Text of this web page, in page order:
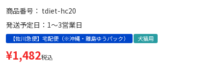
商品番号
tdiet-hc20
発送予定日：1～3営業日
【佐川急便】宅配便（※沖縄・離島ゆうパック） 犬猫用
¥1,482税込